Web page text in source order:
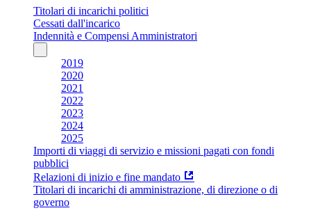
Titolari di incarichi politici
Cessati dall'incarico
Indennità e Compensi Amministratori
2019
2020
2021
2022
2023
2024
2025
Importi di viaggi di servizio e missioni pagati con fondi
pubblici
Relazioni di inizio e fine mandato
Titolari di incarichi di amministrazione, di direzione o di
governo